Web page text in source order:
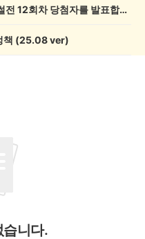
💰[당첨자 발표] 우리 동네 썰전 12회차 당첨자를 발표합니다!
책 (25.08 ver)
습니다.